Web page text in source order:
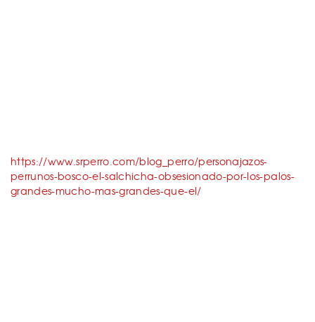
https://www.srperro.com/blog_perro/personajazos-
perrunos-bosco-el-salchicha-obsesionado-por-los-palos-
grandes-mucho-mas-grandes-que-el/